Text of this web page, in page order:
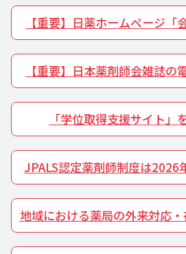
【重要】日薬ホームページ「
ワードルール変更
【重要】日本薬剤師会雑誌の
「学位取得支援サイト」
JPALS認定薬剤師制度は2026
しました
地域における薬局の外来対応
局機能に係る